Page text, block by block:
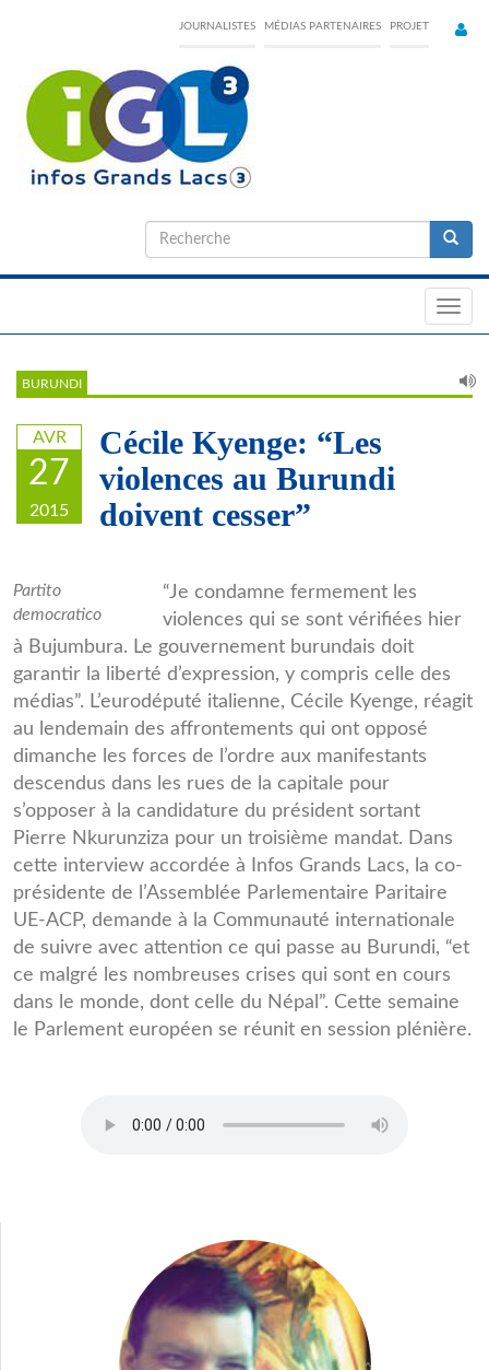
content
JOURNALISTES MÉDIAS PARTENAIRES PROJET
Formulaire
de
BURUNDI
AVR
27
2015
Cécile Kyenge: “Les
violences au Burundi
doivent cesser”
Cecile-
Kyenge.jpg
Partito
democratico
“Je condamne fermement les
violences qui se sont vérifiées hier
à Bujumbura. Le gouvernement burundais doit
garantir la liberté d’expression, y compris celle des
médias”. L’eurodéputé italienne, Cécile Kyenge, réagit
au lendemain des affrontements qui ont opposé
dimanche les forces de l’ordre aux manifestants
descendus dans les rues de la capitale pour
s’opposer à la candidature du président sortant
Pierre Nkurunziza pour un troisième mandat. Dans
cette interview accordée à Infos Grands Lacs, la co-
présidente de l’Assemblée Parlementaire Paritaire
UE-ACP, demande à la Communauté internationale
de suivre avec attention ce qui passe au Burundi, “et
ce malgré les nombreuses crises qui sont en cours
dans le monde, dont celle du Népal”. Cette semaine
le Parlement européen se réunit en session plénière.